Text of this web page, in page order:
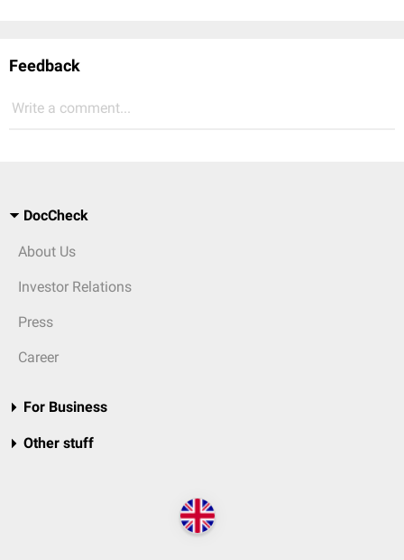
Feedback
Write a comment...
DocCheck
About Us
Investor Relations
Press
Career
For Business
Other stuff